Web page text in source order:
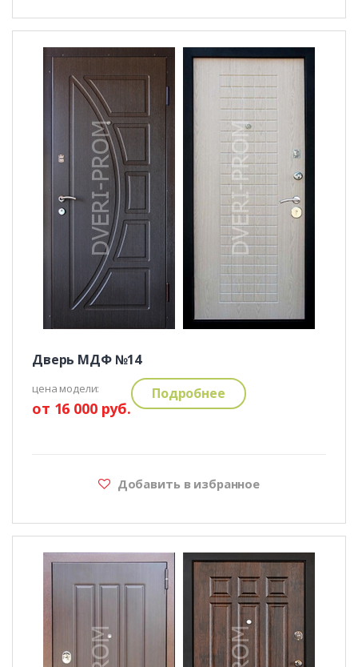
Дверь МДФ №14
цена модели:
от 16 000 руб.
Подробнее
Добавить в избранное